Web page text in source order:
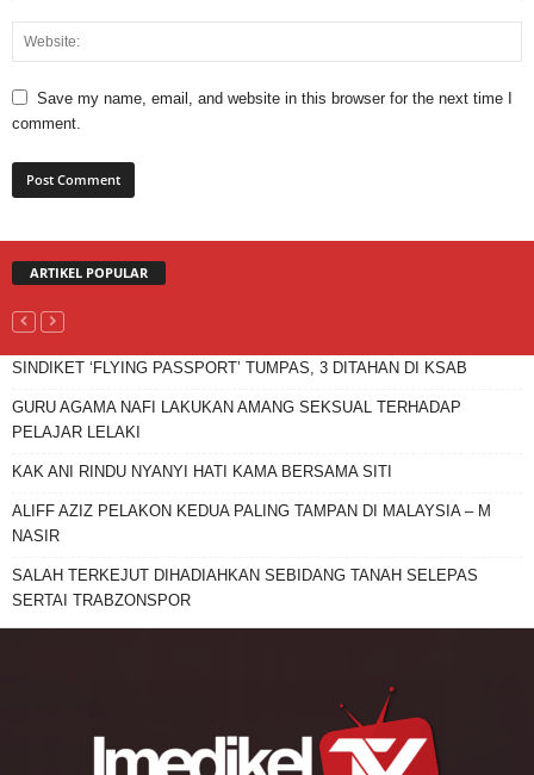
Save my name, email, and website in this browser for the next time I
comment.
ARTIKEL POPULAR
SINDIKET ‘FLYING PASSPORT’ TUMPAS, 3 DITAHAN DI KSAB
GURU AGAMA NAFI LAKUKAN AMANG SEKSUAL TERHADAP
PELAJAR LELAKI
KAK ANI RINDU NYANYI HATI KAMA BERSAMA SITI
ALIFF AZIZ PELAKON KEDUA PALING TAMPAN DI MALAYSIA – M
NASIR
SALAH TERKEJUT DIHADIAHKAN SEBIDANG TANAH SELEPAS
SERTAI TRABZONSPOR